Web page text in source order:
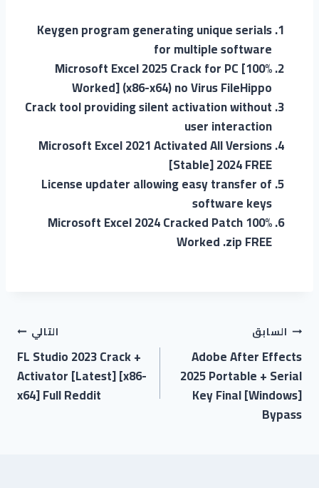
Keygen program generating unique serials
for multiple software
Microsoft Excel 2025 Crack for PC [100%
Worked] (x86-x64) no Virus FileHippo
Crack tool providing silent activation without
user interaction
Microsoft Excel 2021 Activated All Versions
[Stable] 2024 FREE
License updater allowing easy transfer of
software keys
Microsoft Excel 2024 Cracked Patch 100%
Worked .zip FREE
السابق
Adobe After Effects
2025 Portable + Serial
Key Final [Windows]
Bypass
التالي
FL Studio 2023 Crack +
Activator [Latest] [x86-
x64] Full Reddit